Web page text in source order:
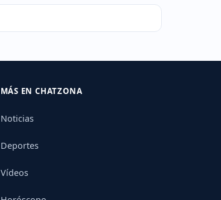
MÁS EN CHATZONA
Noticias
Deportes
Vídeos